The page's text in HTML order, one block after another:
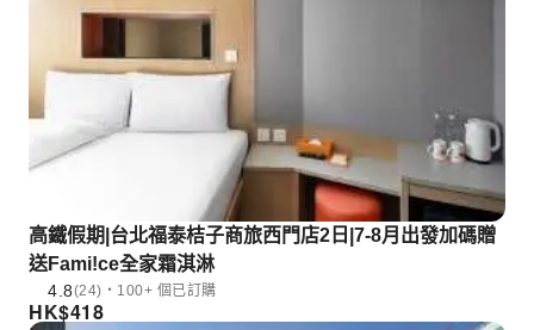
高鐵假期|台北福泰桔子商旅西門店2日|7-8月出發加碼贈
送Fami!ce全家霜淇淋
4.8(24)・100+ 個已訂購
HK$418